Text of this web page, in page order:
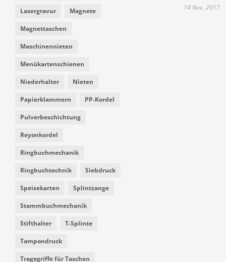
Lasergravur Magnete
Magnettaschen
Maschinennieten
Menükartenschienen
Niederhalter Nieten
Papierklammern PP-Kordel
Pulverbeschichtung
Reyonkordel
Ringbuchmechanik
Ringbuchtechnik Siebdruck
Speisekarten Splintzange
Stammbuchmechanik
Stifthalter T-Splinte
Tampondruck
Tragegriffe für Taschen
14 Nov. 2017